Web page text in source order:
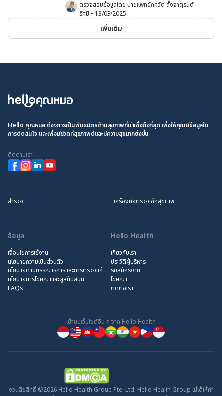
ตรวจสอบข้อมูลโดย นายแพทย์ภควัต ตั้งจาตุรนต์
รัศมี • 13/03/2025
เพิ่มเติม
Hello คุณหมอ ต้องการเป็นพันธมิตรด้านสุขภาพที่น่าเชื่อถือที่สุด เพื่อให้คุณมีข้อมูลใน
การตัดสินใจ และเพื่อมีชีวิตที่สุขภาพดีและมีความสุขมากยิ่งขึ้น
ติดตามเรา
สำรวจ เครื่องมือตรวจเช็กสุขภาพ
ข้อมูล
เงื่อนไขการใช้งาน
นโยบายความเป็นส่วนตัว
นโยบายด้านบรรณาธิการและการตรวจแก้
นโยบายการโฆษณาและผู้สนับสนุน
FAQs
Hello Health
เกี่ยวกับเรา
ประวัติผู้บริหาร
รับสมัครงาน
โฆษณา
ติดต่อเรา
เข้าชมเว็บไซต์อื่น ๆ จาก Hello Health
งวนลิขสิทธิ์ ©2026 Hello Health Group Pte. Ltd. Hello Health Group ไม่ได้ให้คำ